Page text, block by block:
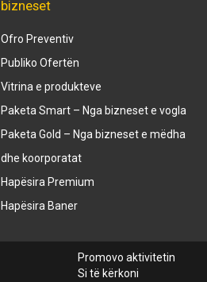
bizneset
Ofro Preventiv
Publiko Ofertën
Vitrina e produkteve
Paketa Smart – Nga bizneset e vogla
Paketa Gold – Nga bizneset e mëdha
dhe koorporatat
Hapësira Premium
Hapësira Baner
Promovo aktivitetin
Si të kërkoni